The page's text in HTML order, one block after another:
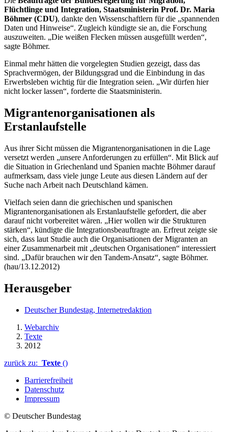
Flüchtlinge und Integration, Staatsministerin Prof. Dr. Maria
Böhmer (CDU), dankte den Wissenschaftlern für die „spannenden
Daten und Hinweise“. Zugleich kündigte sie an, die Forschung
auszuweiten. „Die weißen Flecken müssen ausgefüllt werden“,
sagte Böhmer.
Einmal mehr hätten die vorgelegten Studien gezeigt, dass das
Sprachvermögen, der Bildungsgrad und die Einbindung in das
Erwerbsleben wichtig für die Integration seien. „Wir dürfen hier
nicht locker lassen“, forderte die Staatsministerin.
Migrantenorganisationen als
Erstanlaufstelle
Aus ihrer Sicht müssen die Migrantenorganisationen in die Lage
versetzt werden „unsere Anforderungen zu erfüllen“. Mit Blick auf
die Situation in Griechenland und Spanien machte Böhmer darauf
aufmerksam, dass viele junge Leute aus diesen Ländern auf der
Suche nach Arbeit nach Deutschland kämen.
Vielfach seien dann die griechischen und spanischen
Migrantenorganisationen als Erstanlaufstelle gefordert, die aber
darauf nicht vorbereitet wären. „Hier wollen wir die Strukturen
stärken“, kündigte die Integrationsbeauftragte an. Erfreut zeigte sie
sich, dass laut Studie auch die Organisationen der Migranten an
einer Zusammenarbeit mit „deutschen Organisationen“ interessiert
sind. „Dafür brauchen wir den Tandem-Ansatz“, sagte Böhmer.
(hau/13.12.2012)
Herausgeber
Deutscher Bundestag, Internetredaktion
Webarchiv
Texte
2012
zurück zu: Texte ()
Barrierefreiheit
Datenschutz
Impressum
© Deutscher Bundestag